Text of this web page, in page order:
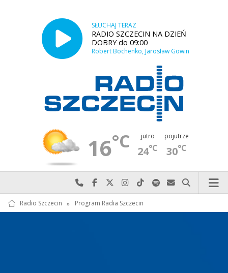
SŁUCHAJ TERAZ
RADIO SZCZECIN NA DZIEŃ
DOBRY do 09:00
Robert Bochenko, Jarosław Gowin
16°C jutro
24°C
pojutrze
30°C
Najlepiej po prostu do nas zadzwoń
Odwiedź nas na Facebook-u
Odwiedź nas na X
Odwiedź nas na Instagram-ie
Odwiedź nas na TikTok-u
Szukaj nas na Spotify
Wyślij do nas
Szukaj
Radio Szczecin » Program Radia Szczecin